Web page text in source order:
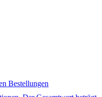
Bestellungen